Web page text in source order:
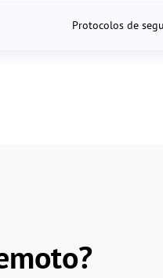
Protocolos de